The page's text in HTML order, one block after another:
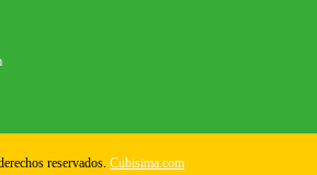
reservados. Cubisima.com